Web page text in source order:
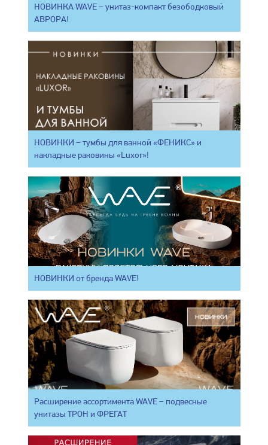
НОВИНКА WAVE – унитаз-компакт безободковый
АВРОРА!
НОВИНКИ – тумбы для ванной «ФЕНИКС» и
накладные раковины «Luxor»!
НОВИНКИ от бренда WAVE!
Расширение ассортимента WAVE – подвесные
унитазы ТРОН и ФРЕГАТ